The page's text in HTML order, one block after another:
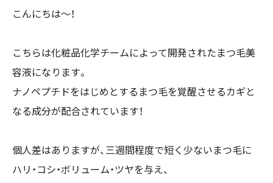
こんにちは～！
こちらは化粧品化学チームによって開発されたまつ毛美
容液になります。
ナノペプチドをはじめとするまつ毛を覚醒させるカギと
なる成分が配合されています！
個人差はありますが、三週間程度で短く少ないまつ毛に
ハリ・コシ・ボリューム・ツヤを与え、